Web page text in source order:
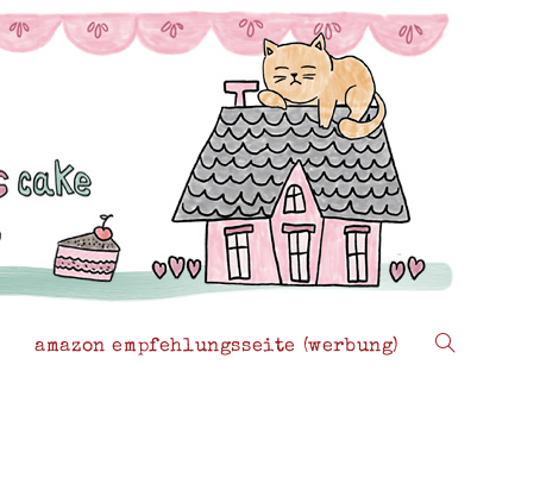
amazon empfehlungsseite (werbung) website-